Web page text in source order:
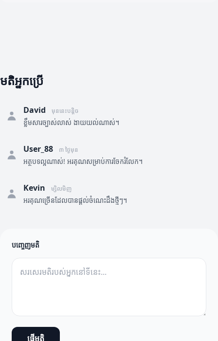
មតិអ្នកប្រើ
David មុននេះបន្តិច
ខ្លឹមសារច្បាស់លាស់ ងាយយល់ណាស់។
User_88 ៣ ថ្ងៃមុន
អត្ថបទល្អណាស់! អរគុណសម្រាប់ការចែករំលែក។
Kevin ម្សិលមិញ
អរគុណច្រើនដែលបានផ្តល់ចំណេះដឹងថ្មីៗ។
បញ្ចេញមតិ
ផ្ញើមតិ